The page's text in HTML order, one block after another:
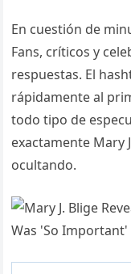
En cuestión de
Fans, críticos y
respuestas. El
rápidamente al
todo tipo de
exactamente Mary
ocultando.